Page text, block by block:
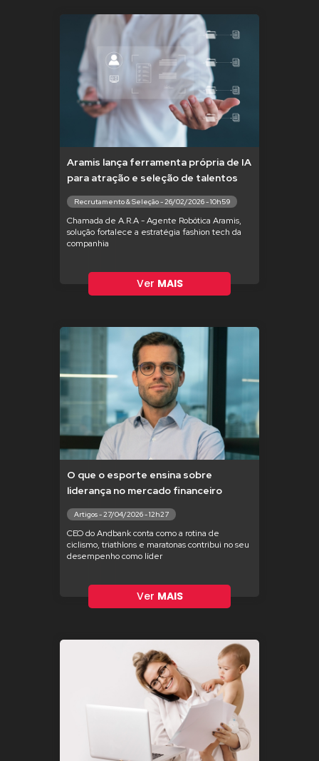
Aramis lança ferramenta própria de IA
para atração e seleção de talentos
Recrutamento & Seleção - 26/02/2026 - 10h59
Chamada de A.R.A - Agente Robótica Aramis,
solução fortalece a estratégia fashion tech da
companhia
Ver MAIS
O que o esporte ensina sobre
liderança no mercado financeiro
Artigos - 27/04/2026 - 12h27
CEO do Andbank conta como a rotina de
ciclismo, triathlons e maratonas contribui no seu
desempenho como líder
Ver MAIS